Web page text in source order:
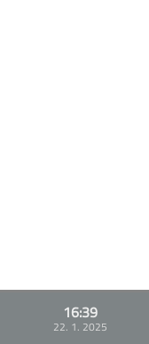
16:39
22. 1. 2025